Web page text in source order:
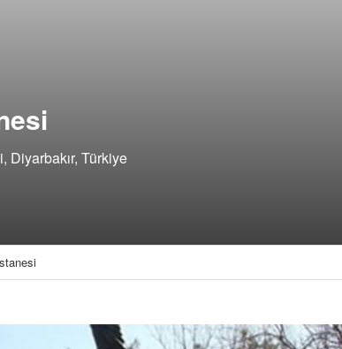
Diyarbakır, Türkiye